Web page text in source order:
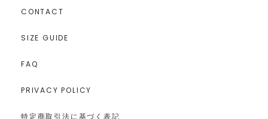
CONTACT
SIZE GUIDE
FAQ
PRIVACY POLICY
特定商取引法に基づく表記